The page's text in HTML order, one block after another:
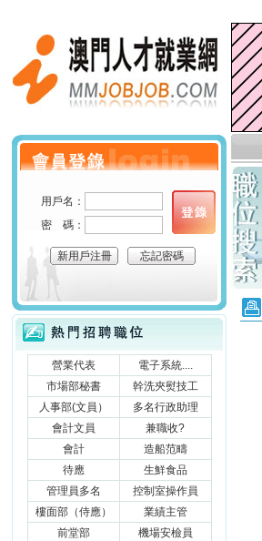
職
個人會員登錄
用戶名：
密 碼：
新用戶注冊 忘記密碼
熱門招聘職位
營業代表
電子系統....
市場部秘書
幹洗夾熨技工
人事部(文員）
多名行政助理
會計文員
兼職收?
會計
造船范疇
待應
生鮮食品
管理員多名
控制室操作員
樓面部（侍應）
業績主管
前堂部
機場安檢員